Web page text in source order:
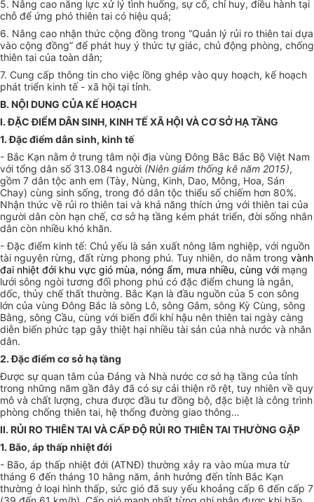
5. Nâng cao năng lực xử lý tình huống, sự cố, chỉ huy, điều hành tại
chỗ để ứng phó thiên tai có hiệu quả;
6. Nâng cao nhận thức cộng đồng trong “Quản lý rủi ro thiên tai dựa
vào cộng đồng” để phát huy ý thức tự giác, chủ động phòng, chống
thiên tai của toàn dân;
7. Cung cấp thông tin cho việc lồng ghép vào quy hoạch, kế hoạch
phát triển kinh tế - xã hội tại tỉnh.
B. NỘI DUNG CỦA KẾ HOẠCH
I. ĐẶC ĐIỂM DÂN SINH, KINH TẾ XÃ HỘI VÀ CƠ SỞ HẠ TẦNG
1. Đặc điểm dân sinh, kinh tế
- Bắc Kạn nằm ở trung tâm nội địa vùng Đông Bắc Bắc Bộ Việt Nam
với tổng dân số 313.084 người (Niên giám thống kê năm 2015),
gồm 7 dân tộc anh em (Tày, Nùng, Kinh, Dao, Mông, Hoa, Sán
Chay) cùng sinh sống, trong đó dân tộc thiểu số chiếm hơn 80%.
Nhận thức về rủi ro thiên tai và khả năng thích ứng với thiên tai của
người dân còn hạn chế, cơ sở hạ tầng kém phát triển, đời sống nhân
dân còn nhiều khó khăn.
- Đặc điểm kinh tế: Chủ yếu là sản xuất nông lâm nghiệp, với nguồn
tài nguyên rừng, đất rừng phong phú. Tuy nhiên, do nằm trong vành
đai nhiệt đới khu vực gió mùa, nóng ẩm, mưa nhiều, cùng với mạng
lưới sông ngòi tương đối phong phú có đặc điểm chung là ngắn,
dốc, thủy chế thất thường. Bắc Kạn là đầu nguồn của 5 con sông
lớn của vùng Đông Bắc là sông Lô, sông Gâm, sông Kỳ Cùng, sông
Bằng, sông Cầu, cùng với biến đổi khí hậu nên thiên tai ngày càng
diễn biến phức tạp gây thiệt hại nhiều tài sản của nhà nước và nhân
dân.
2. Đặc điểm cơ sở hạ tầng
Được sự quan tâm của Đảng và Nhà nước cơ sở hạ tầng của tỉnh
trong những năm gần đây đã có sự cải thiện rõ rệt, tuy nhiên về quy
mô và chất lượng, chưa được đầu tư đồng bộ, đặc biệt là công trình
phòng chống thiên tai, hệ thống đường giao thông…
II. RỦI RO THIÊN TAI VÀ CẤP ĐỘ RỦI RO THIÊN TAI THƯỜNG GẶP
1. Bão, áp thấp nhiệt đới
- Bão, áp thấp nhiệt đới (ATNĐ) thường xảy ra vào mùa mưa từ
tháng 6 đến tháng 10 hằng năm, ảnh hưởng đến tỉnh Bắc Kạn
thường ở loại hình thấp, sức gió đã suy yếu khoảng cấp 6 đến cấp 7